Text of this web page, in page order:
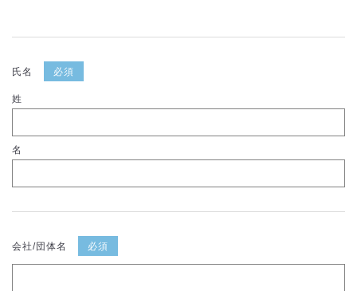
氏名 必須
姓
名
会社/団体名 必須